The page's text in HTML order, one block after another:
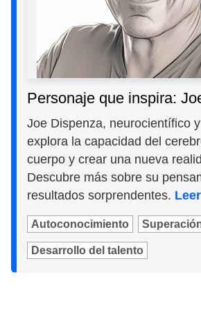
Personaje que inspira:
Joe Dispenza, neurocientífico
explora la capacidad del
cuerpo y crear una nueva
Descubre más sobre su
resultados sorprendentes.
Autoconocimiento
Desarrollo del talento